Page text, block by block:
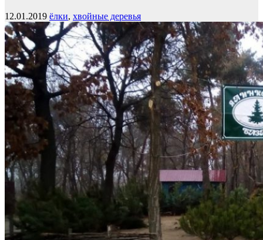
12.01.2019 ёлки, хвойные деревья